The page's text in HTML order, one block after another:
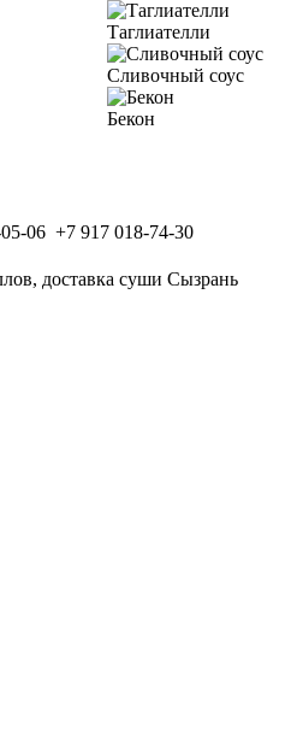
Таглиателли
Сливочный соус
Бекон
05-06 +7 917 018-74-30
доставка суши Сызрань